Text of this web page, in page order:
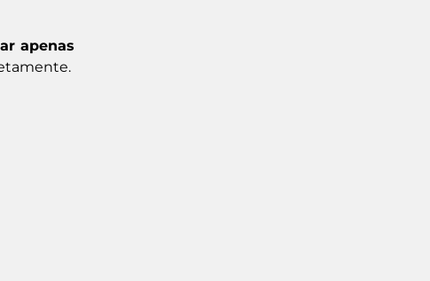
apenas